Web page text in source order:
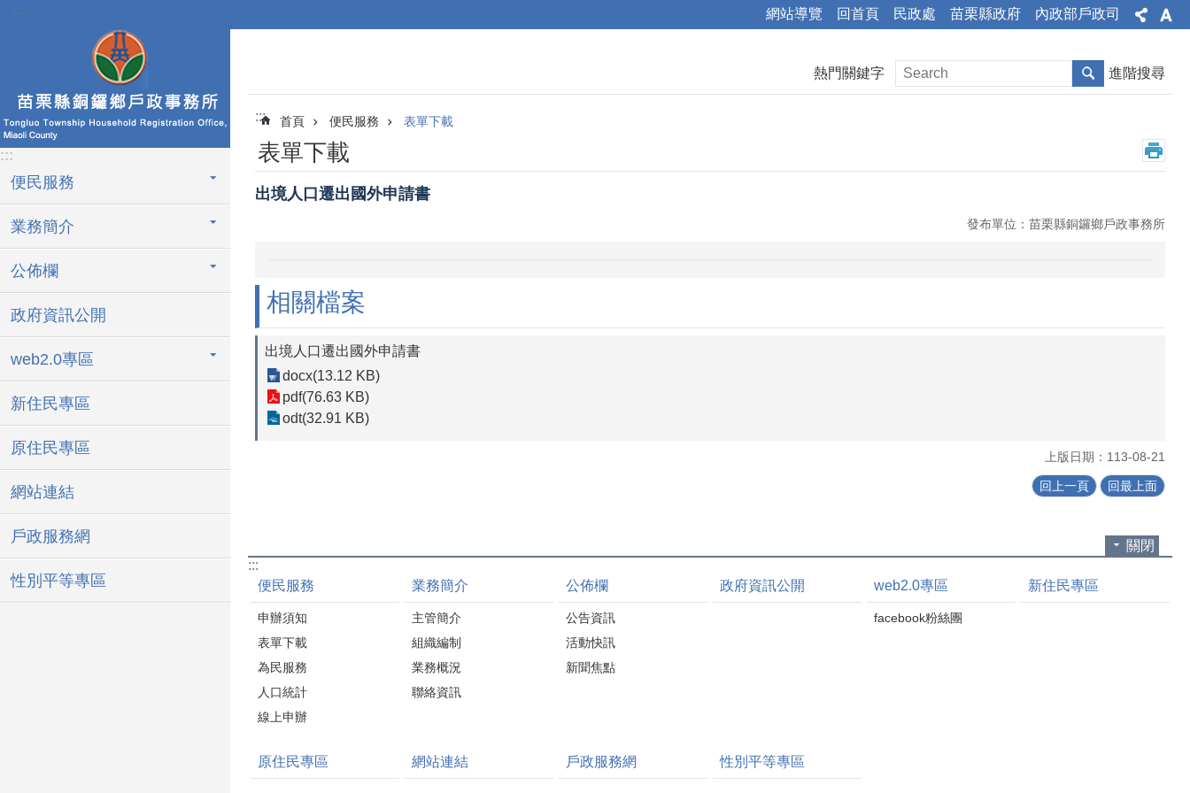
跳到主要內容區塊
::: 網站導覽 回首頁 民政處 苗栗縣政府 內政部戶政司
:::
便民服務
業務簡介
公佈欄
政府資訊公開
web2.0專區
新住民專區
原住民專區
網站連結
戶政服務網
性別平等專區
熱門關鍵字 進階搜尋
::: 首頁 便民服務 表單下載
表單下載
出境人口遷出國外申請書
發布單位：苗栗縣銅鑼鄉戶政事務所
相關檔案
出境人口遷出國外申請書
docx(13.12 KB)
pdf(76.63 KB)
odt(32.91 KB)
上版日期：113-08-21
回上一頁 回最上面
關閉
:::
便民服務
申辦須知
表單下載
為民服務
人口統計
線上申辦
業務簡介
主管簡介
組織編制
業務概況
聯絡資訊
公佈欄
公告資訊
活動快訊
新聞焦點
政府資訊公開 web2.0專區
facebook粉絲團
新住民專區
原住民專區 網站連結 戶政服務網 性別平等專區